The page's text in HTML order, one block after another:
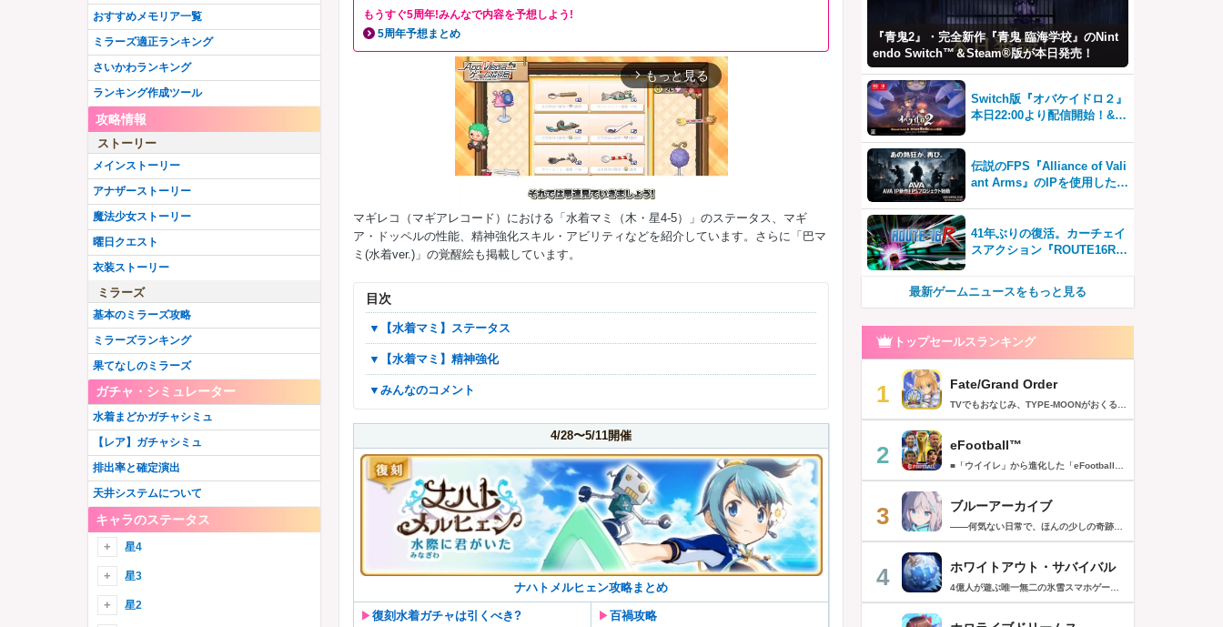
もうすぐ5周年!みんなで内容を予想しよう!
5周年予想まとめ
arrow_forward_ios もっと見る
マギレコ（マギアレコード）における「水着マミ（木・星4-5）」のステータス、マギ
ア・ドッペルの性能、精神強化スキル・アビリティなどを紹介しています。さらに「巴マ
ミ(水着ver.)」の覚醒絵も掲載しています。
目次
▼【水着マミ】ステータス
▼【水着マミ】精神強化
▼みんなのコメント
4/28〜5/11開催
ナハトメルヒェン攻略まとめ
▶︎復刻水着ガチャは引くべき? ▶︎百禍攻略
おすすめメモリア一覧
ミラーズ適正ランキング
さいかわランキング
ランキング作成ツール
攻略情報
ストーリー
メインストーリー
アナザーストーリー
魔法少女ストーリー
曜日クエスト
衣装ストーリー
ミラーズ
基本のミラーズ攻略
ミラーズランキング
果てなしのミラーズ
ガチャ・シミュレーター
水着まどかガチャシミュ
【レア】ガチャシミュ
排出率と確定演出
天井システムについて
キャラのステータス
星4
星4火
御園かりん
星4水
星3
星3火
星2
『青鬼2』・完全新作『青鬼 臨海学校』のNint
endo Switch™＆Steam®版が本日発売！
Switch版『オバケイドロ２』
本日22:00より配信開始！&D
伝説のFPS『Alliance of Vali
ant Arms』のIPを使用した新
41年ぶりの復活。カーチェイ
スアクション『ROUTE16R』
COLLECTION』が同時発売
最新ゲームニュースをもっと見る
トップセールスランキング
1 Fate/Grand Order
TVでもおなじみ、TYPE-MOONがおくるFateのRPG！ スマホでも本格的なRPGが楽しめる。 文字数にして500万字超という、圧倒的なボリュームを堪能できるストーリー！ 本編以外にもキャラクターごとにストーリーを用意し、Fateファンも今回はじめてFateの世界を体験される方も十分満足いただける内容となっています。 【あらすじ】 西暦2015年。 地球の未来を観測するカルデアは、2017年以降の人類史が崩壊している事実を確認した。 昨日まで確かに存在していた2115年までの“約束された未来”は、何の前触れもなく突如として消え去ったのだ。 なぜ。どうして。だれが。どうやって。 西暦2004年 日本 ある地方都市。 ここに今まではなかった、「観測できない領域」が現れたと。 カルデアはこれを人類絶滅の原因と仮定し、いまだ実験段階だった第六の実験を決行する事となった。 それは過去への時間旅行。 人間を霊子化させて過去に送りこみ、事象に介入する事で時空の特異点を解明、あるいは破壊する禁断の儀式。 その名を人理守護指令、グランドオーダー。 人類を守るために人類史に立ち向かう、運命と戦うものたちの総称である。 【ゲーム概要】 スマホに最適化された簡単操作のコマンドオーダーバトル！ プレイヤーはマスターとなって英霊たちを操り敵を倒し謎を解明していく。 好みの英霊で戦うか、強い英霊で戦うかバトルスタイルはプレイヤーしだい。 ◆豪華声優陣が続々参加 青木志貴、茜屋日海夏、赤羽根健治、明坂聡美、浅川悠、朝日奈丸佳、阿澄佳奈、阿部彬名、阿部敦、阿部里果、雨宮天、新井里美、井口裕香、井澤詩織、石川界人、石川由依、石谷春貴、伊瀬茉莉也、市ノ瀬加那、伊藤彩沙、伊藤かな恵、伊東健人、伊藤静、伊藤美紀、稲田徹、井上和彦、井上喜久子、井上麻里奈、伊丸岡篤、石見舞菜香、上坂すみれ、植田佳奈、上田麗奈、内田真礼、内田雄馬、内山昂輝、梅原裕一郎、江川央生、江口拓也、江越彬紀、遠藤綾、大久保瑠美、大空直美、大塚明夫、大塚芳忠、大原さやか、大和田仁美、岡本信彦、置鮎龍太郎、小倉唯、小澤亜李、小野賢章、小野大輔、小野友樹、小見川千明、かかずゆみ、柿原徹也、加隈亜衣、笠間淳、加瀬康之、門脇舞以、金元寿子、神尾晋一郎、茅野愛衣、川澄綾子、河西健吾、川野剛稔、神奈延年、鬼頭明里、木村珠莉、木村良平、桐本拓哉、釘宮理恵、久野美咲、黒木ほの香、黒田崇矢、桑原由気、KENN、高野麻里佳、古賀葵、小清水亜美、後藤邑子、小西克幸、小林千晃、小林ゆう、小林裕介、小原好美、小松未可子、子安武人、小山力也、近藤玲奈、斎賀みつき、西前忠久、斉藤壮馬、斎藤千和、坂本真綾、佐倉綾音、櫻井孝宏、佐藤聡美、佐藤利奈、沢城みゆき、下屋則子、島﨑信長、嶋村侑、庄司宇芽香、白石晴香、新垣樽助、真堂圭、末柄里恵、杉田智和、杉山紀彰、鈴木達央、鈴木崚汰、鈴代紗弓、鈴村健一、諏訪彩花、諏訪部順一、関俊彦、関智一、瀬戸麻沙美、芹澤優、仙台エリ、千本木彩花、園崎未恵、大地葉、高乃麗、高野直子、高橋花林、高橋李依、高山みなみ、武内駿輔、竹内良太、武田華、田中敦子、田中美海、田中理恵、谷山紀章、種﨑敦美、種田梨沙、田丸篤志、田村睦心、田村ゆかり、丹下桜、千葉繁、千葉翔也、津田健次郎、紡木吏佐、鶴岡聡、寺崎裕香、寺島拓篤、東山奈央、土岐隼一、飛田展男、戸松遥、豊永利行、鳥海浩輔、中井和哉、中田譲治、長縄まりあ、仲村美沙希、中村悠一、名塚佳織、生天目仁美、浪川大輔、能登麻美子、野中藍、乃村健次、土師孝也、長谷川育美、花江夏樹、花澤香菜、花守ゆみり、早見沙織、原由実、春野杏、潘めぐみ、日岡なつみ、日笠陽子、日野聡、平川大輔、ファイルーズあい、福圓美里、福西勝也、福山潤、藤井隼、藤沼建人、ブリドカットセーラ恵美、古川慎、保志総一朗、星野貴紀、堀内賢雄、堀江由衣、本多真梨子、本多陽子、本渡楓、前野智昭、M・A・O、増田俊樹、Machico、松風雅也、真殿光昭、マフィア梶田、三上哲、三木眞一郎、水樹奈々、水島大宙、水橋かおり、緑川光、水瀬いのり、南央美、峯田茉優、宮野真守、宮本充、村瀬歩、森川智之、森田了介、森永千才、森なな子、諸星すみれ、安井邦彦、山路和弘、山下大輝、山下七海、山寺宏一、山根綺、山野井仁、山村響、悠木碧、ゆかな、遊佐浩二、吉野裕行、佳村はるか、米澤円、若林直美、和氣あず未、和多田美咲（50音順） ◆全体構成・メインシナリオ・シナリオ・総監督 奈須きのこ ◆リードキャラクターデザイナー 武内崇 ◆アートディレクション TYPE-MOON ◆メインシナリオ・シナリオ執筆 東出祐一郎、桜井光 水瀬葉月、星空めてお ◆ゲストライター amphibian、虚淵玄（ニトロプラス）、acpi、ＯＫＳＧ（TYPE-MOON）、経験値、小太刀右京、三田誠、たけのこ星人、橘公司、田中天（株式会社フラッグノーツ）、成田良悟、鋼屋ジン、ひろやまひろし、円居挽、茗荷屋甚六、矢野俊策（株式会社フラッグノーツ）、リヨ（50音順） ◆キャラクターデザイン I-IV、蒼月タカオ（TYPE-MOON）、AKIRA、Azusa、東冬、荒野、Anmi、池澤真、石田あきら、いみぎむる、兔ろうと、羽海野チカ、大森葵、岡崎武士、okojo、およ、加藤いつわ、カワグチタケシ、きばどりリュー、桐原小鳥、ギンカ、倉花千夏、黒星紅白、小梅けいと、近衛乙嗣、小松崎類、こやまひろかず（TYPE-MOON）、西藤浩樹（LASENGLE）、saitom、坂本みねぢ、佐々木少年、サテー、色素、縞うどん（TYPE-MOON）、島田フミカネ、しまどりる、sime、下越（TYPE-MOON）、シャカＰ（LASENGLE）、白浜鴎、しらび、白峰、真じろう、STAR影法師、曽我誠、タイキ、高橋慶太郎、高山箕犀、竹、武中英雄、武梨えり、たけのこ星人、TAKOLEGS、田島昭宇、タスクオーナ、danciao、中央東口、CHOCO、悌太、Dd、天空すふぃあ、DANGERDROP、toi8、トリダモノ、中原、なまにくATK、西出ケンゴロー、nipi、ネコタワワ、NOCO、pako、林けゐ、原田たけひと、春野友矢、ばん！、Bすけ、左、ヒライユキオ、平野稜二、広江礼威、ひろやまひろし、PFALZ、ぶくろて、huke、BLACK（TYPE-MOON）、古海鐘一、BUNBUN、hou、ホトソウカ、本庄雷太、前田浩孝、マシマサキ、また、松竜、Mika Pikazo、緑川美帆、三輪士郎、村山竜大、めろん22、望月けい、元村人、森井しづき、森山大輔、山中虎鉄、YOCO_N（LASENGLE）、余湖裕輝、米山舞、La-na、lack、リヨ、Ryota-H、輪くすさが、redjuice、ReDrop、ろび～な、ワダアルコ、渡れい（50音順） このアプリケーションには、（株）ＣＲＩ・ミドルウェアの「CRIWARE（TM）」が使用されています。
2 eFootball™
■「ウイイレ」から進化した「eFootball™」 人気サッカーゲーム「ウイニングイレブン」が「eFootball™」とタイトルを変え、大きく進化して生まれ変わりました。「eFootball™」で新しいサッカーゲームを体感しましょう！ ■はじめての方でも安心 ダウンロード後は、実践を交えたステップアップ方式のチュートリアルで直感的に基本操作を覚えることができます！さらに、チュートリアルを全てクリアすると、リオネル メッシがもらえます！！ また、試合の面白さや爽快感を楽しんでいただくためにスマートアシストを実装。 複雑な操作をしなくても、華麗なドリブルやパスで相手をかわして強烈なシュートでゴールを奪うことができます！ 【基本的な遊び方】 ■好きなチームで始めよう 欧州、米州、アジアなど世界各国のクラブやナショナルチームなどお気に入りのチームでスタートできます！ ■選手を獲得しましょう チームを作成したら、選手を獲得しましょう。現役のスーパースターや、歴史に残るレジェンドたちが、あなたのクラブでの活躍を待っています！ ・スペシャル選手リスト 現実の試合で大活躍した選手や、注目リーグの選手、レジェンドなどの特別な選手を獲得できます。 ・スタンダード選手リスト 好きな選手を獲得できます。条件を設定して絞り込むことができます。 ・監督リスト さまざまな戦術や得意な育成タイプを持った監督を獲得できます。 ■試合を楽しもう 獲得した選手でチームを編成したら、いよいよ試合に挑戦！ AIを相手に腕を磨いたり、オンライン対戦でランキングを競ったり、楽しみ方はあなた次第です。 ・対AI戦で腕を磨く 注目リーグのチームやナショナルチームを相手に戦うイベントなど、サッカーシーズンに合わせたさまざまなテーマのイベントが開催されています。 また、10段階にレベル分けされたDivision制の「eFootball™ リーグ」で楽しみながらレベルアップしていくことも可能です！ ・対人戦で実力を試す Division制の全ユーザーとランキングを競う「eFootball™ リーグ」や、毎週開催される様々なイベントで、オンラインでのリアルタイム対戦を楽しむことができます。あなたのドリームチームで、最高峰のDivision 1を目指しましょう！ ・友達と最大3vs3の対戦を楽しむ フレンドマッチ機能を使って、友達と対戦することができます。育て上げたチームの強さを友達に見せつけましょう！ また、最大3vs3の協力対戦も可能。友達とオンラインで集まって対戦を楽しみましょう！ ■選手を育てる 獲得した選手は、選手種別によっては成長させることができます。 試合に出場させたり、ゲーム内アイテムを使用したりして、選手のレベルを上げる事で入手できる「タレントポイント」で、能力パラメータを上昇させましょう。 より自分好みの選手にしたい場合は、手動でポイントを割り振りましょう。 ポイントの割り振りに迷った場合は、[おまかせ]で設定することもできます。 自分だけのお気に入りの選手に育て上げましょう！ 【もっと楽しむ】 ■Live Updateを毎週配信 選手の移籍や、現実の試合での活躍が反映される「Live Update」を搭載。 毎週配信される「Live Update」を参考に、スカッドを編成し試合に挑みましょう。 ■スタジアムをカスタマイズ 試合中のスタジアムに反映されるコレオ・オブジェクトなどのスタジアムパーツをカスタマイズできます。 思い通りのスタジアムにアレンジして、ゲーム体験を彩りましょう！ ※居住国・地域が以下のお客様には、eFootball™ コインによるルートボックス施策をご提供しておりません。 ベルギー、ブラジル(18歳未満) 【最新情報について】 本商品は、新機能やモードの追加、ゲームプレイ・イベントのアップデートを継続的に行っていきます。 最新情報は「eFootball™」公式サイトをご確認ください。 【ダウンロードについて】 本アプリをダウンロードするためには、ストレージに約3.3GBの空き容量が必要となります。 あらかじめ3.3GB以上の容量を空けてからダウンロードを行っていただけますようお願いします。 ダウンロード時はWi-Fi環境で接続することを推奨いたします。 ※アップデートにつきましても同様となります。 【通信環境について】 本アプリはオンラインゲームです。通信可能な環境でお楽しみください。
3 ブルーアーカイブ
――何気ない日常で、ほんの少しの奇跡を見つける物語 Yostarが贈る学園×青春×物語RPG『ブルーアーカイブ -Blue Archive-』！ 先生として、個性豊かで魅力的な生徒たちと共に、一風変わった学園都市キヴォトスの 日常を過ごそう！ ■あらすじ ここは学園都市キヴォトス。 数千の学園からなる超巨大学園都市では、日々トラブルが絶えない。 この問題に対応すべく、連邦生徒会長によって連邦捜査部【シャーレ】が設立された。 この物語は【シャーレ】の顧問となる先生とそれに協力する生徒たちと学園都市での日常を 描いた物語である。 ▼可愛いキャラクターが活躍する3Dバトル 大迫力の3Dリアルタイムバトル！ 可愛いキャラクター達が画面いっぱいに所狭しと大活躍。 あなたは先生として、生徒たちを指揮しよう！ ▼個性豊かなキャラクターを彩るハイクオリティの2Dアニメーション 美少女キャラクターたちが綺麗な2Dアニメーションであなたを迎えてくれる！ 仲良くなると特別なアニメーションが見れることもあるぞ！ ▼生徒たちと絆を深めて彼女たちと特別な日常を過ごそう！ 一緒にいる時間が長ければ長いほど、彼女たちはあなたとの絆は深まっていく。 そんな彼女たちとの日々が、きっとあなたの日常を特別なものに！ ▼公式Twitter https://twitter.com/Blue_ArchiveJP ▼公式サイト https://bluearchive.jp/ (C)Yostar, Inc.
4 ホワイトアウト・サバイバル
4億人が遊ぶ唯一無二の氷雪スマホゲーム！サクッと爽快！みんなで極寒サバイバル ！ 猛吹雪に襲われ、かつての世界は崩壊。人類の文明の灯火は、氷雪の中で今にも消えかかっている…。 生存者達よ、今こそ立ち上がれ！——仲間を率いて希望の灯りをともし、凍てつく大地に新たな拠点を築こう！ さらに新規ユーザー限定でSSR英雄「ジャスミン」が無料で仲間入り！ 彼女と共に氷原の奥地へと踏み込み、吹雪の中に潜む未知の脅威に立ち向かおう！ 【ゲームの特徴】 ◆領地再建！凍土に希望の光を！ 大溶鉱炉に火を灯すことから始めて、積もった雪を溶かして領土を開拓しよう！ 法令を発布して人員を的確に配置すれば、拠点の建設効率がぐんとアップ！ ◆放置で楽々、資源を効率ストック！ ワンタップで英雄を派遣するだけで、見守りは不要！ オフライン中も資源は自動でたっぷり蓄積されて、戻れば報酬が山盛り！極寒サバイバルでも、もう怖くない！ ◆お手軽に始められる氷雪ミニゲーム！ ミニゲームが次々と登場！「穴釣り選手権」でレア生物図鑑を解放し、「除雪隊」で雪山の宝を発見しよう！ スキマ時間でも気軽にプレイできて、雪原ライフは楽しさ満載！ ◆戦略を駆使して、英雄で敵を撃退！ 英雄はレベル共有で育成の手間いらずで、スキルを活かせば様々な難関を攻略可能！ 最強チームを組み上げて、敵を圧倒しよう！ ◆協力プレイで、凍土制覇を目指そう！ 同盟の支援で負傷者の治療や育成もスピードアップ！ 作戦を練って仲間と役割分担すれば戦力倍増！勝利の喜びをみんなで分かち合おう！ さらにたくさんのコンテンツをお届けいたします： ◆オフィシャルサイト: https://whiteoutsurvival.centurygames.com/ja ◆X: https://x.com/WOS_Japan ◆Facebook: https://www.facebook.com/WhiteoutSurvival ◆Discord: https://discord.gg/whiteoutsurvival ◆YouTube: https://www.youtube.com/@WhiteoutSurvivalOfficial_JA ◆TikTok: https://www.tiktok.com/@howasaba.jp